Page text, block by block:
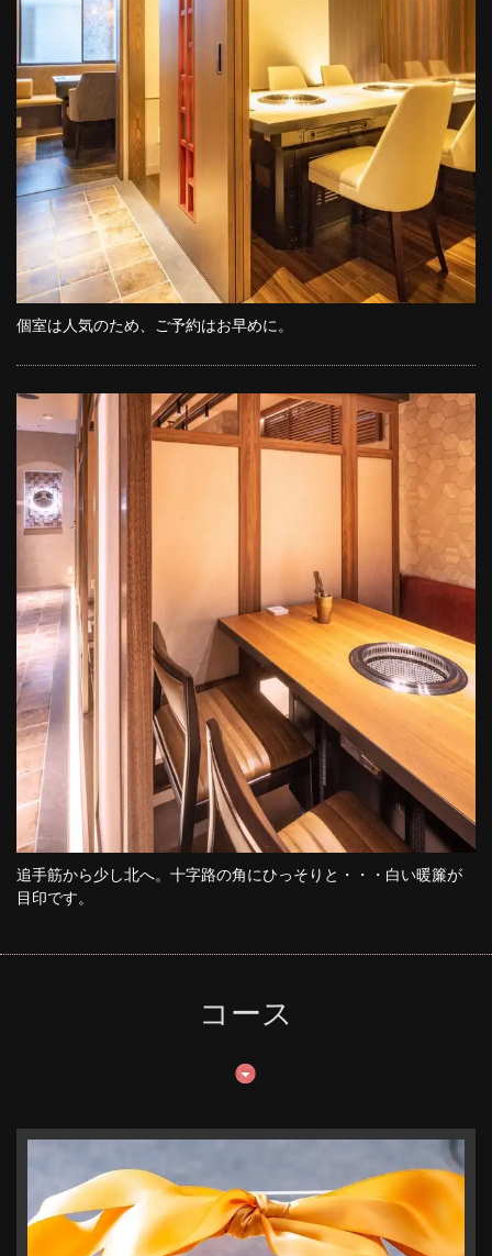
個室は人気のため、ご予約はお早めに。
追手筋から少し北へ。十字路の角にひっそりと・・・白い暖簾が
目印です。
コース
この店舗情報をシェアする
高知焼肉 うし若丸 (高知県）
高知県高知市はりまや町３丁目1-14 1F
閉じる